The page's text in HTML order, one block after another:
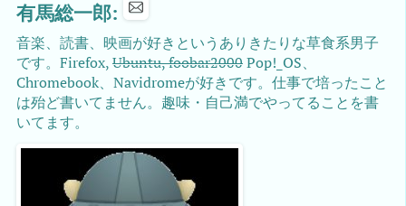
有馬総一郎:
音楽、読書、映画が好きというありきたりな草食系男子
です。Firefox,Ubuntu, foobar2000Pop!_OS、
Chromebook、Navidromeが好きです。仕事で培ったこと
は殆ど書いてません。趣味・自己満でやってることを書
いてます。